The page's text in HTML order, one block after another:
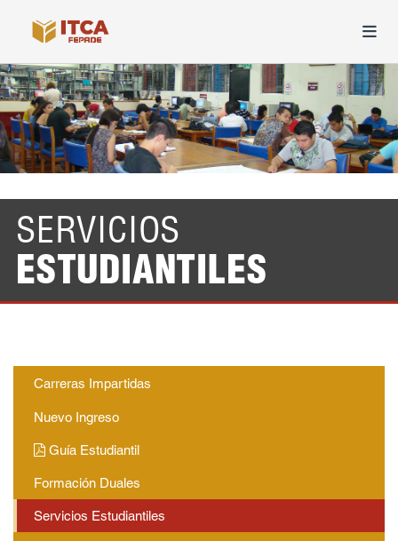
SERVICIOS
ESTUDIANTILES
Carreras Impartidas
Nuevo Ingreso
Guía Estudiantil
Formación Duales
Servicios Estudiantiles